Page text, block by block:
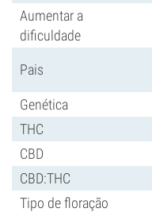
Aumentar a
dificuldade
Pais
Genética
THC
CBD
CBD:THC
Tipo de floração